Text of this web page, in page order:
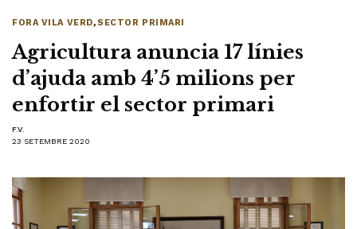
FORA VILA VERD,SECTOR PRIMARI
Agricultura anuncia 17 línies
d’ajuda amb 4’5 milions per
enfortir el sector primari
F.V.
23 SETEMBRE 2020